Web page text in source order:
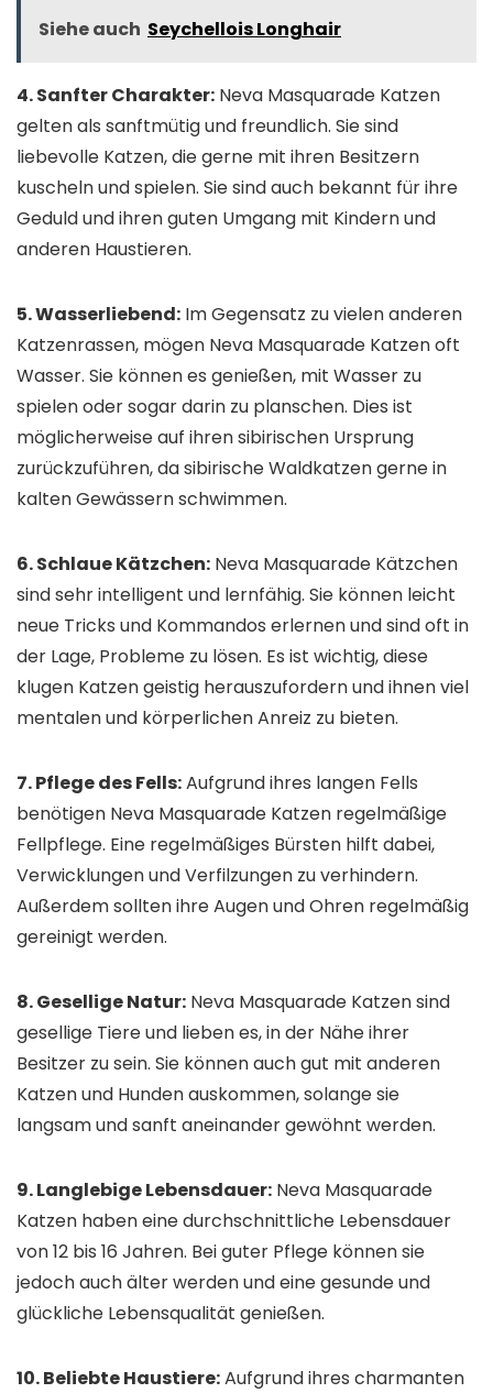
Siehe auch Seychellois Longhair
4. Sanfter Charakter: Neva Masquarade Katzen
gelten als sanftmütig und freundlich. Sie sind
liebevolle Katzen, die gerne mit ihren Besitzern
kuscheln und spielen. Sie sind auch bekannt für ihre
Geduld und ihren guten Umgang mit Kindern und
anderen Haustieren.
5. Wasserliebend: Im Gegensatz zu vielen anderen
Katzenrassen, mögen Neva Masquarade Katzen oft
Wasser. Sie können es genießen, mit Wasser zu
spielen oder sogar darin zu planschen. Dies ist
möglicherweise auf ihren sibirischen Ursprung
zurückzuführen, da sibirische Waldkatzen gerne in
kalten Gewässern schwimmen.
6. Schlaue Kätzchen: Neva Masquarade Kätzchen
sind sehr intelligent und lernfähig. Sie können leicht
neue Tricks und Kommandos erlernen und sind oft in
der Lage, Probleme zu lösen. Es ist wichtig, diese
klugen Katzen geistig herauszufordern und ihnen viel
mentalen und körperlichen Anreiz zu bieten.
7. Pflege des Fells:Aufgrund ihres langen Fells
benötigen Neva Masquarade Katzen regelmäßige
Fellpflege. Eine regelmäßiges Bürsten hilft dabei,
Verwicklungen und Verfilzungen zu verhindern.
Außerdem sollten ihre Augen und Ohren regelmäßig
gereinigt werden.
8. Gesellige Natur: Neva Masquarade Katzen sind
gesellige Tiere und lieben es, in der Nähe ihrer
Besitzer zu sein. Sie können auch gut mit anderen
Katzen und Hunden auskommen, solange sie
langsam und sanft aneinander gewöhnt werden.
9. Langlebige Lebensdauer: Neva Masquarade
Katzen haben eine durchschnittliche Lebensdauer
von 12 bis 16 Jahren. Bei guter Pflege können sie
jedoch auch älter werden und eine gesunde und
glückliche Lebensqualität genießen.
10. Beliebte Haustiere:Aufgrund ihres charmanten